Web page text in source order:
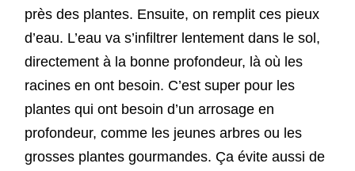
près des plantes. Ensuite, on remplit ces pieux
d’eau. L’eau va s’infiltrer lentement dans le sol,
directement à la bonne profondeur, là où les
racines en ont besoin. C’est super pour les
plantes qui ont besoin d’un arrosage en
profondeur, comme les jeunes arbres ou les
grosses plantes gourmandes. Ça évite aussi de